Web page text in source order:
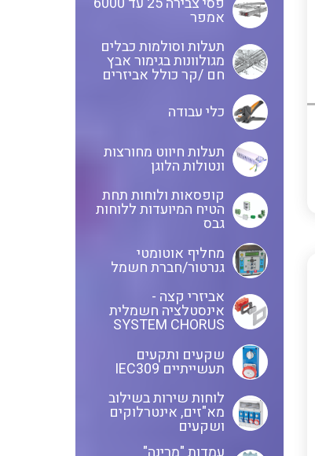
חוטים קשיחים
כבלים נטולי הלוגן
כבלים מיוחדים
מנתקים
מדי זרם
שנטים
אמפר
תעלות וסולמות כבלים
מגולוונות בגימור אבץ
חם /קר כולל אביזרים
כלי עבודה
תעלות חיווט מחורצות
ונטולות הלוגן
קופסאות ולוחות תחת
הטיח המיועדות ללוחות
גבס
מחליף אוטומטי
גנרטור/חברת חשמל
אביזרי קצה -
אינסטלציה חשמלית
SYSTEM CHORUS
שקעים ותקעים
תעשייתיים IEC309
לוחות שירות בשילוב
מא"זים, אינטרלוקים
ושקעים